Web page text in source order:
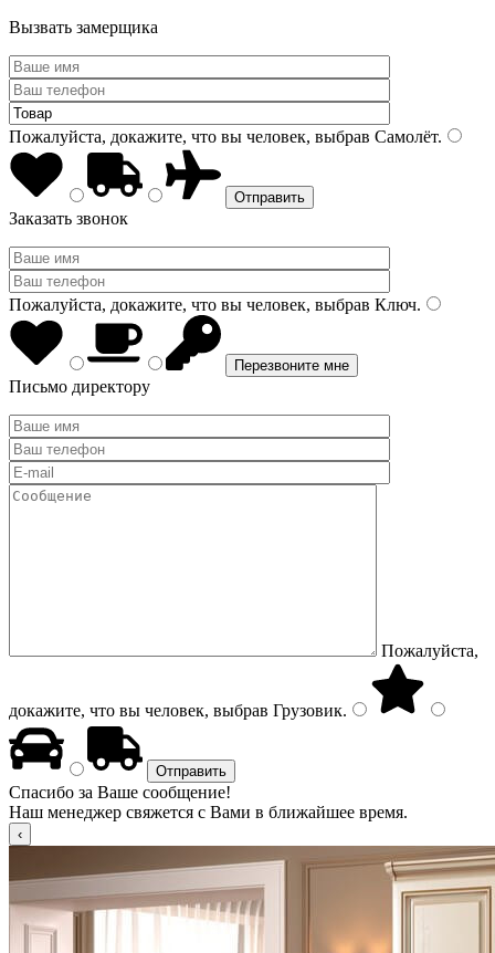
Вызвать замерщика
Пожалуйста, докажите, что вы человек, выбрав Самолёт.
Заказать звонок
Пожалуйста, докажите, что вы человек, выбрав Ключ.
Письмо директору
Пожалуйста,
докажите, что вы человек, выбрав Грузовик.
Спасибо за Ваше сообщение!
Наш менеджер свяжется с Вами в ближайшее время.